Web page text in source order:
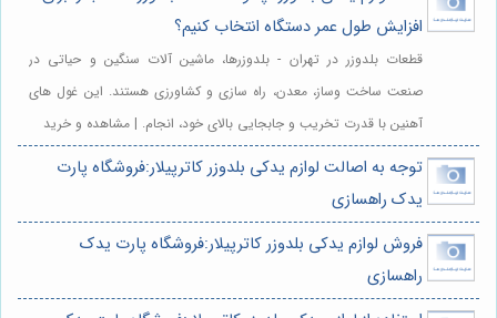
افزایش طول عمر دستگاه انتخاب کنیم؟
قطعات بلدوزر در تهران - بلدوزرها، ماشین آلات سنگین و حیاتی در
صنعت ساخت وساز، معدن، راه سازی و کشاورزی هستند. این غول های
آهنین با قدرت تخریب و جابجایی بالای خود، انجام. | مشاهده و خرید
توجه به اصالت لوازم یدکی بلدوزر کاترپیلار:فروشگاه پارت
یدک راهسازی
فروش لوازم یدکی بلدوزر کاترپیلار:فروشگاه پارت یدک
راهسازی